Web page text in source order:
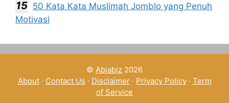
50 Kata Kata Muslimah Jomblo yang Penuh
Motivasi
© Abiabiz 2026
About· Contact Us · Disclaimer· Privacy Policy· Term
of Service